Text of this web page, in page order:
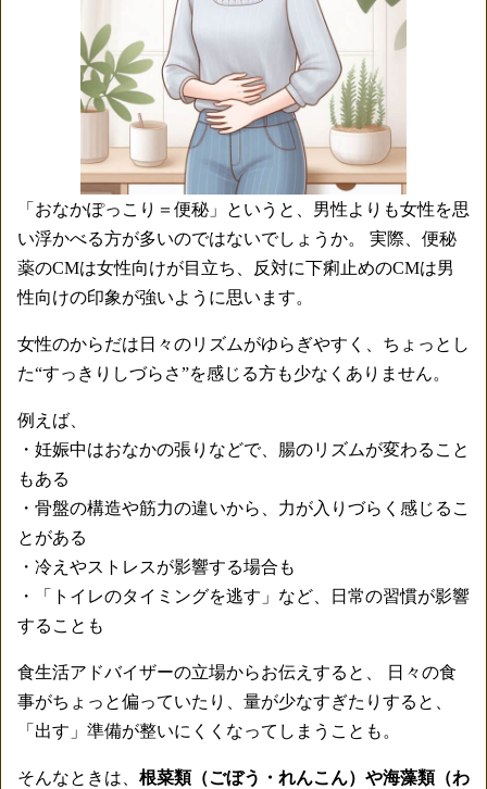
「おなかぽっこり＝便秘」というと、男性よりも女性を思
い浮かべる方が多いのではないでしょうか。 実際、便秘
薬のCMは女性向けが目立ち、反対に下痢止めのCMは男
性向けの印象が強いように思います。
女性のからだは日々のリズムがゆらぎやすく、ちょっとし
た“すっきりしづらさ”を感じる方も少なくありません。
例えば、
・妊娠中はおなかの張りなどで、腸のリズムが変わること
もある
・骨盤の構造や筋力の違いから、力が入りづらく感じるこ
とがある
・冷えやストレスが影響する場合も
・「トイレのタイミングを逃す」など、日常の習慣が影響
することも
食生活アドバイザーの立場からお伝えすると、 日々の食
事がちょっと偏っていたり、量が少なすぎたりすると、
「出す」準備が整いにくくなってしまうことも。
そんなときは、 根菜類（ごぼう・れんこん）や海藻類（わ